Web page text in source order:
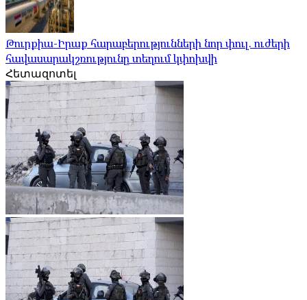
Թուրքիա-Իրաք հարաբերությունների նոր փուլ. ուժերի
հավասարակշռությունը տեղում կփոխվի
Հետազոտել